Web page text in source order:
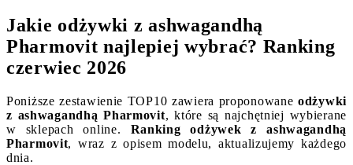
Jakie odżywki z ashwagandhą
Pharmovit najlepiej wybrać? Ranking
czerwiec 2026
Poniższe zestawienie TOP10 zawiera proponowaneodżywki
z ashwagandhą Pharmovit, które są najchętniej wybierane
w sklepach online. Ranking odżywek z ashwagandhą
Pharmovit, wraz z opisem modelu, aktualizujemy każdego
dnia.